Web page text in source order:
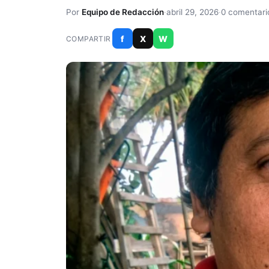
Por Equipo de Redacción·abril 29, 2026·0
COMPARTIR f X W